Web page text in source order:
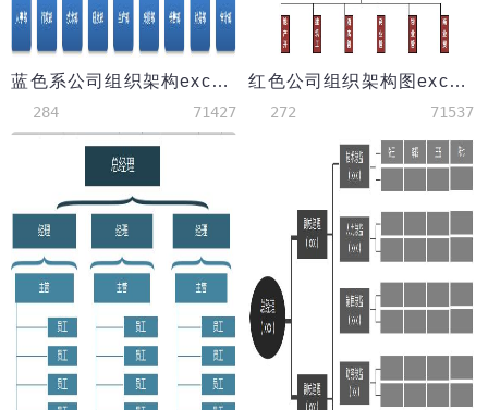
蓝色系公司组织架构excel模板
284 71427
红色公司组织架构图excel模板
272 71537